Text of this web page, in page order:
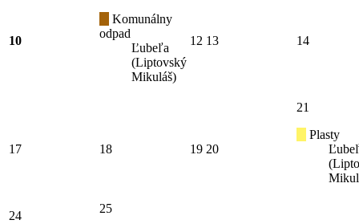
10
Komunálny
odpad
Ľubeľa
(Liptovský
Mikuláš)
12 13 14
17 18 19 20
21
Plasty
24
25